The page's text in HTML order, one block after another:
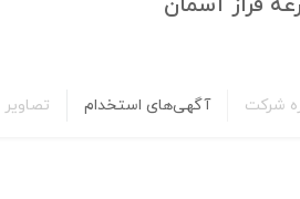
شرکت آگهی‌های استخدام